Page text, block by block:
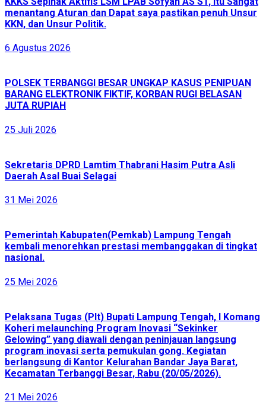
menantang Aturan dan Dapat saya pastikan penuh Unsur
KKN, dan Unsur Politik.
6 Agustus 2026
POLSEK TERBANGGI BESAR UNGKAP KASUS PENIPUAN
BARANG ELEKTRONIK FIKTIF, KORBAN RUGI BELASAN
JUTA RUPIAH
25 Juli 2026
Sekretaris DPRD Lamtim Thabrani Hasim Putra Asli
Daerah Asal Buai Selagai
31 Mei 2026
Pemerintah Kabupaten(Pemkab) Lampung Tengah
kembali menorehkan prestasi membanggakan di tingkat
nasional.
25 Mei 2026
Pelaksana Tugas (Plt) Bupati Lampung Tengah, I Komang
Koheri melaunching Program Inovasi “Sekinker
Gelowing” yang diawali dengan peninjauan langsung
program inovasi serta pemukulan gong. Kegiatan
berlangsung di Kantor Kelurahan Bandar Jaya Barat,
Kecamatan Terbanggi Besar, Rabu (20/05/2026).
21 Mei 2026